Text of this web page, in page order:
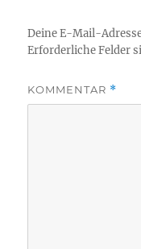
Deine E-Mail-
Erforderliche Felder
KOMMENTAR *